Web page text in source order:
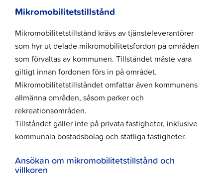
Mikromobilitetstillstånd
Mikromobilitetstillstånd krävs av tjänsteleverantörer
som hyr ut delade mikromobilitetsfordon på områden
som förvaltas av kommunen. Tillståndet måste vara
giltigt innan fordonen förs in på området.
Mikromobilitetstillståndet omfattar även kommunens
allmänna områden, såsom parker och
rekreationsområden.
Tillståndet gäller inte på privata fastigheter, inklusive
kommunala bostadsbolag och statliga fastigheter.
Ansökan om mikromobilitetstillstånd och
villkoren